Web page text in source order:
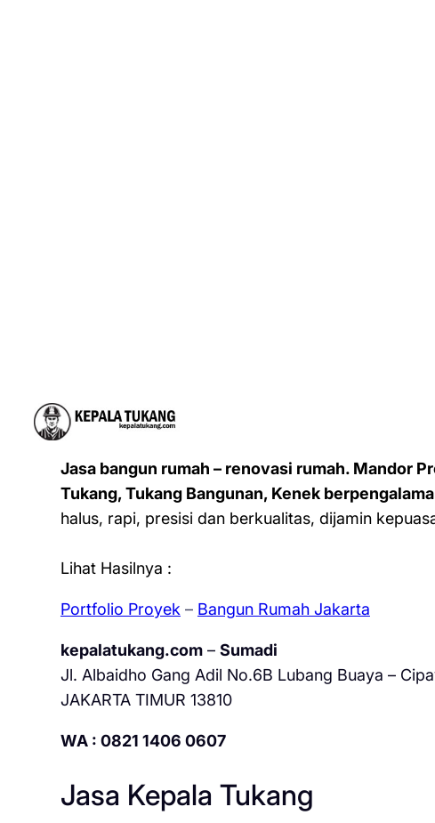
Jasa bangun rumah – renovasi rumah. Mandor
Tukang, Tukang Bangunan, Kenek
halus, rapi, presisi dan berkualitas, dijamin
Lihat Hasilnya :
Portfolio Proyek – Bangun Rumah Jakarta
kepalatukang.com– Sumadi
Jl. Albaidho Gang Adil No.6B Lubang Buaya –
JAKARTA TIMUR 13810
WA : 0821 1406 0607
Jasa Kepala Tukang